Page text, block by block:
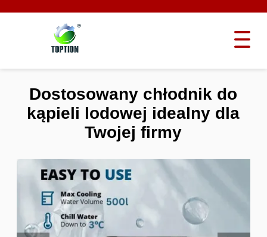
Dostosowany chłodnik do
kąpieli lodowej idealny dla
Twojej firmy